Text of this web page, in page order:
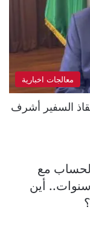
معالجات اخبارية
السفير أشرف
مع
محمود العالول: 10 سنوات.. أين